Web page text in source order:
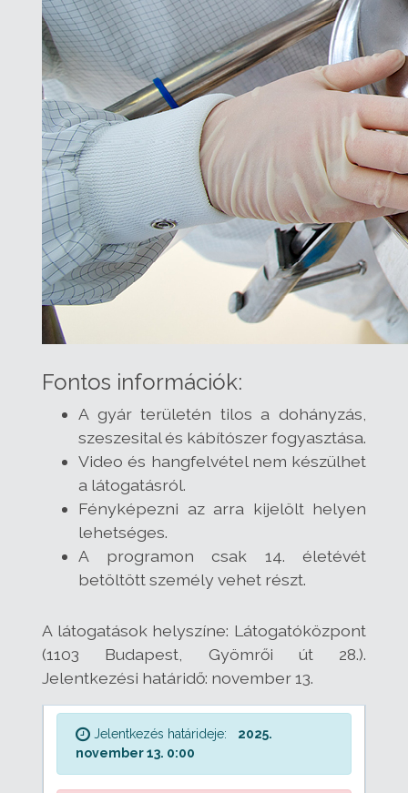
Fontos információk:
A gyár területén tilos a dohányzás,
szeszesital és kábítószer fogyasztása.
Video és hangfelvétel nem készülhet
a látogatásról.
Fényképezni az arra kijelölt helyen
lehetséges.
A programon csak 14. életévét
betöltött személy vehet részt.
A látogatások helyszíne: Látogatóközpont
(1103 Budapest, Gyömrői út 28.).
Jelentkezési határidő: november 13.
Jelentkezés határideje:
2025.
november 13. 0:00